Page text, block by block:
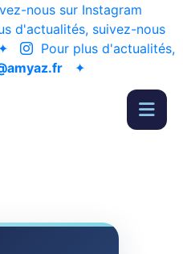
nous sur Instagram
d'actualités, suivez-nous
Pour plus d'actualités,
✦